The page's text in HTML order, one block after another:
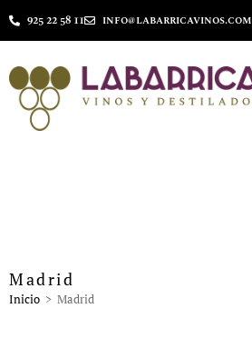
925 22 58 11 info@labarricavinos.com
Madrid
Inicio > Madrid